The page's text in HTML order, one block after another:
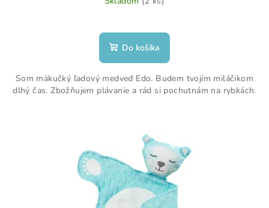
Do košíka
Som mäkučký ľadový medveď Edo. Budem tvojím miláčikom
dlhý čas. Zbožňujem plávanie a rád si pochutnám na rybkách.